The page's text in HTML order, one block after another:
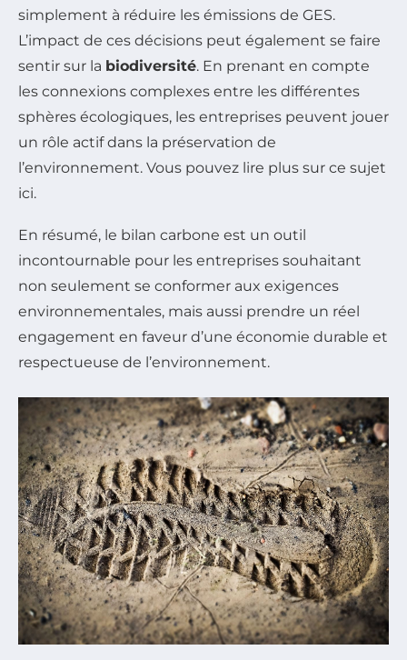
simplement à réduire les émissions de GES.
L’impact de ces décisions peut également se faire
sentir sur la biodiversité. En prenant en compte
les connexions complexes entre les différentes
sphères écologiques, les entreprises peuvent jouer
un rôle actif dans la préservation de
l’environnement. Vous pouvez lire plus sur ce sujet
ici.
En résumé, le bilan carbone est un outil
incontournable pour les entreprises souhaitant
non seulement se conformer aux exigences
environnementales, mais aussi prendre un réel
engagement en faveur d’une économie durable et
respectueuse de l’environnement.